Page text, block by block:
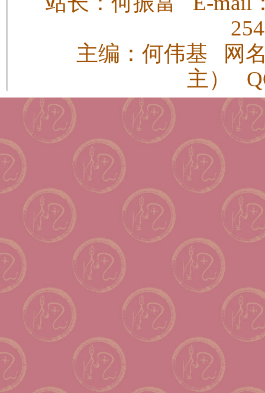
主编：何伟基 网
主）